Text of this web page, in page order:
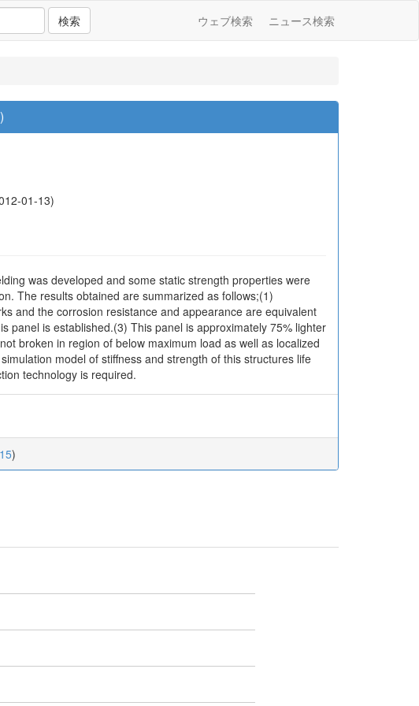
検索 ウェブ検索 ニュース検索
01-13)
was developed and some static strength properties were
The results obtained are summarized as follows;(1)
and the corrosion resistance and appearance are equivalent
panel is established.(3) This panel is approximately 75% lighter
broken in region of below maximum load as well as localized
model of stiffness and strength of this structures life
technology is required.
)